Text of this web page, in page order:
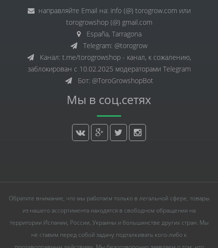
направляйте Email на: info (@) torogrow.com или
torogrowshop (@) gmail.com
España, Tarragona
Telegram: @torogrow
Канал: t.me/torogrowshop - канал, к сожалению,
заблокирован с 10.02.2025 модераторами Telegram
Бот: @ToroGrowshopBot
Мы в соц.сетях
Обратите внимание, что мы работаем только в легальной сфере, товары
из нашего ассортимента находятся в свободном обращении на
территории Испании, России, Украины и большинстве других стран. Мы
не ставим перед собой задачу подталкивать кого-либо к